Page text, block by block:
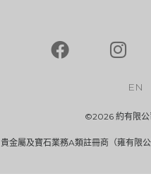
EN
©2026 約有限公
貴金屬及寶石業務A類註冊商（雍有限